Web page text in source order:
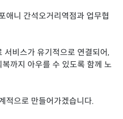
애니 간석오거리역점과 업무협
서비스가 유기적으로 연결되어,
까지 아우를 수 있도록 함께 노
적으로 만들어가겠습니다.